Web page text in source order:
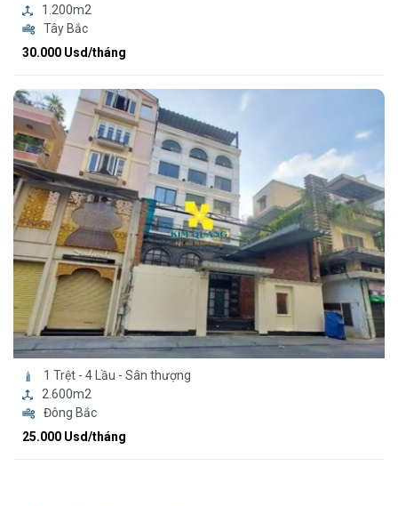
1.200m2
Tây Bắc
30.000 Usd/tháng
1 Trệt - 4 Lầu - Sân thượng
2.600m2
Đông Bắc
25.000 Usd/tháng